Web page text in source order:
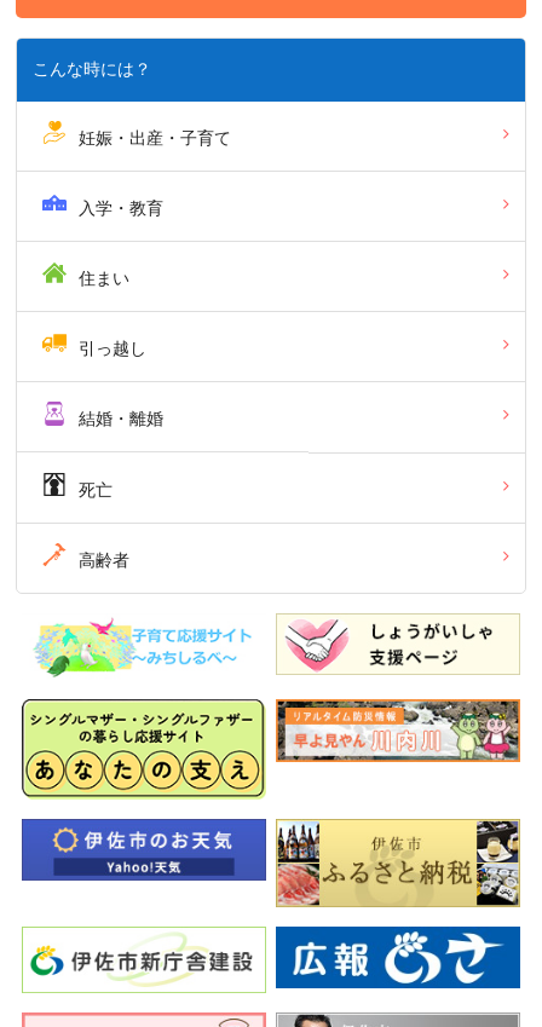
こんな時には？
妊娠・出産・子育て
入学・教育
住まい
引っ越し
結婚・離婚
死亡
高齢者